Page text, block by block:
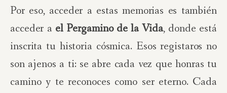
Por eso, acceder a estas memorias es también
acceder ael Pergamino de la Vida, donde está
inscrita tu historia cósmica. Esos registaros no
son ajenos a ti: se abre cada vez que honras tu
camino y te reconoces como ser eterno. Cada